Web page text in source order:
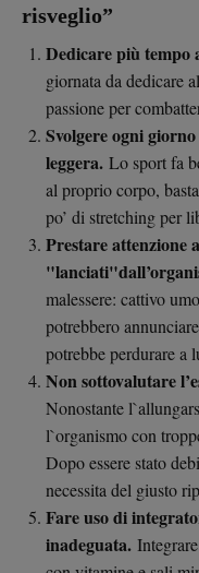
risveglio”
Dedicare più tempo
giornata da dedicare
passione per
Svolgere ogni
leggera. Lo sport fa
al proprio corpo,
po’ di stretching per
Prestare attenzione
malessere: cattivo
potrebbero
potrebbe perdurare a
Non sottovalutare
Nonostante
l`organismo con
Dopo essere stato
necessita del giusto
Fare uso di
inadeguata.